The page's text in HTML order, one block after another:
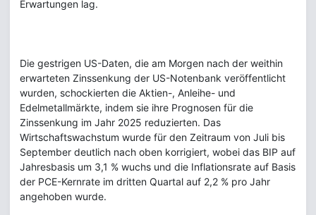
Erwartungen lag.
Die gestrigen US-Daten, die am Morgen nach der weithin
erwarteten Zinssenkung der US-Notenbank veröffentlicht
wurden, schockierten die Aktien-, Anleihe- und
Edelmetallmärkte, indem sie ihre Prognosen für die
Zinssenkung im Jahr 2025 reduzierten. Das
Wirtschaftswachstum wurde für den Zeitraum von Juli bis
September deutlich nach oben korrigiert, wobei das BIP auf
Jahresbasis um 3,1 % wuchs und die Inflationsrate auf Basis
der PCE-Kernrate im dritten Quartal auf 2,2 % pro Jahr
angehoben wurde.